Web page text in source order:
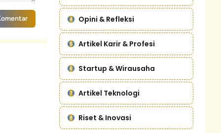
Opini & Refleksi
Artikel Karir & Profesi
Startup & Wirausaha
Artikel Teknologi
Riset & Inovasi